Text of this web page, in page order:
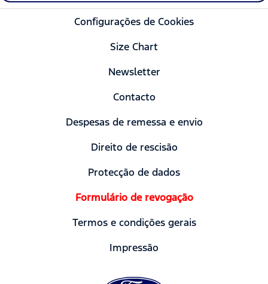
Configurações de Cookies
Size Chart
Newsletter
Contacto
Despesas de remessa e envio
Direito de rescisão
Protecção de dados
Formulário de revogação
Termos e condições gerais
Impressão